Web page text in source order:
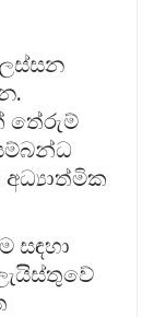
ලස්සන
තේරුම්
සඳහා